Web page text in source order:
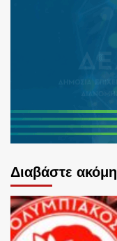
Διαβάστε ακόμη